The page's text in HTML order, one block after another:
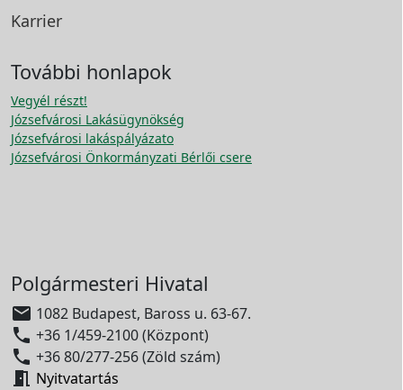
Karrier
További honlapok
Vegyél részt!
Józsefvárosi Lakásügynökség
Józsefvárosi lakáspályázato
Józsefvárosi Önkormányzati Bérlői csere
Polgármesteri Hivatal
 1082 Budapest, Baross u. 63-67.
 +36 1/459-2100 (Központ)
 +36 80/277-256 (Zöld szám)
 Nyitvatartás